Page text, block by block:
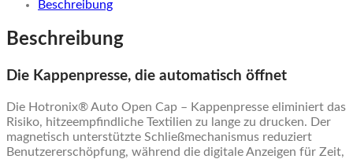
Beschreibung
Beschreibung
Die Kappenpresse, die automatisch öffnet
Die Hotronix® Auto Open Cap – Kappenpresse eliminiert das
Risiko, hitzeempfindliche Textilien zu lange zu drucken. Der
magnetisch unterstützte Schließmechanismus reduziert
Benutzererschöpfung, während die digitale Anzeigen für Zeit,